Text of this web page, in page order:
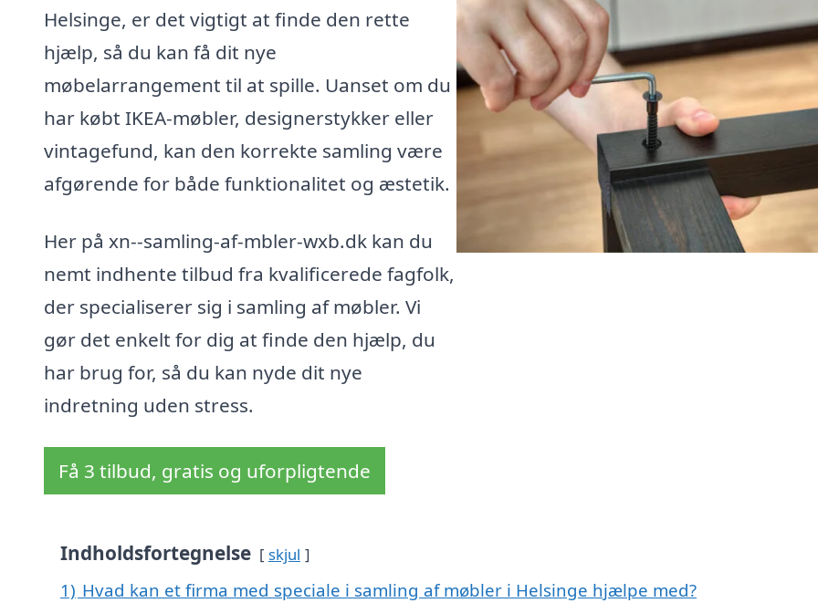
Helsinge, er det vigtigt at finde den rette
hjælp, så du kan få dit nye
møbelarrangement til at spille. Uanset om du
har købt IKEA-møbler, designerstykker eller
vintagefund, kan den korrekte samling være
afgørende for både funktionalitet og æstetik.
Her på xn--samling-af-mbler-wxb.dk kan du
nemt indhente tilbud fra kvalificerede fagfolk,
der specialiserer sig i samling af møbler. Vi
gør det enkelt for dig at finde den hjælp, du
har brug for, så du kan nyde dit nye
indretning uden stress.
Få 3 tilbud, gratis og uforpligtende
Indholdsfortegnelse skjul
1) Hvad kan et firma med speciale i samling af møbler i Helsinge hjælpe med?